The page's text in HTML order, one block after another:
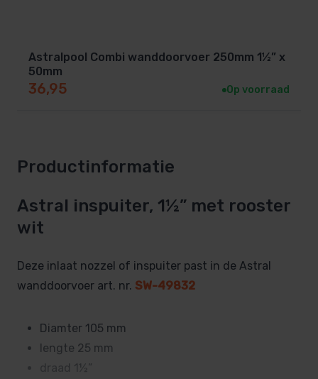
Astralpool Combi wanddoorvoer 250mm 1½” x
50mm
36,95 Op voorraad
Productinformatie
Astral inspuiter, 1½” met rooster
wit
Deze inlaat nozzel of inspuiter past in de Astral
wanddoorvoer art. nr. SW-49832
Diamter 105 mm
lengte 25 mm
draad 1½”